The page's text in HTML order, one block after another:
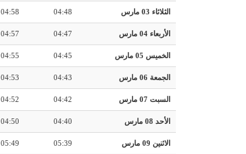
الثلاثاء 03 مارس 04:48
04:58
الأربعاء 04 مارس 04:47
04:57
الخميس 05 مارس 04:45
04:55
الجمعة 06 مارس 04:43
04:53
السبت 07 مارس 04:42
04:52
الأحد 08 مارس 04:40
04:50
الاثنين 09 مارس 05:39
05:49